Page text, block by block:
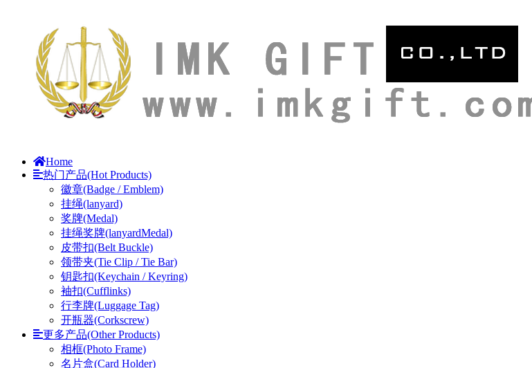
Home
热门产品(Hot Products)
徽章(Badge / Emblem)
挂绳(lanyard)
奖牌(Medal)
挂绳奖牌(lanyardMedal)
皮带扣(Belt Buckle)
领带夹(Tie Clip / Tie Bar)
钥匙扣(Keychain / Keyring)
袖扣(Cufflinks)
行李牌(Luggage Tag)
开瓶器(Corkscrew)
更多产品(Other Products)
相框(Photo Frame)
名片盒(Card Holder)